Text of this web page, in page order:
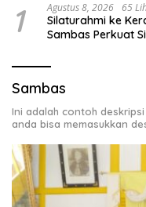
1 Agustus 8, 2026 65
Silaturahmi ke
Sambas Perkuat
Sambas
Ini adalah contoh
anda bisa memasukkan